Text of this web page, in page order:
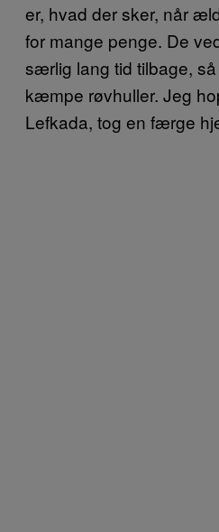
er, hvad der sker, når
for mange penge. De
særlig lang tid tilbage,
kæmpe røvhuller. Jeg
Lefkada, tog en færge